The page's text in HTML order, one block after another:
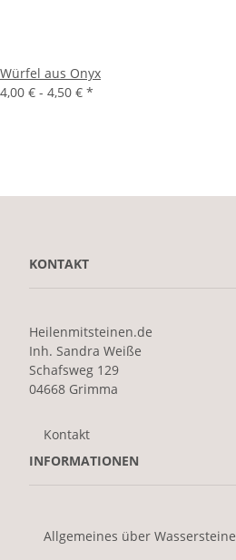
Würfel aus Onyx
4,00 € - 4,50 € *
KONTAKT
Heilenmitsteinen.de
Inh. Sandra Weiße
Schafsweg 129
04668 Grimma
Kontakt
INFORMATIONEN
Allgemeines über Wassersteine